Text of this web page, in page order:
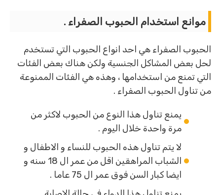
موانع استخدام الحبوب الصفراء .
الحبوب الصفراء هي احد انواع الحبوب التي تستخدم
لحل بعض المشاكل الجنسية ولكن هناك بعض الفئات
التي تمنع من استخدامها ، وهذه هي الفئات الممنوعة
من تناول الحبوب الصفراء .
يمنع تناول هذا النوع من الحبوب لاكثر من
مرة واحدة خلال اليوم .
لا يتم تناول هذه الحبوب للنساء و الاطفال و
الشباب المراهقين اقل من عمر ال 18 سنه و
ايضا كبار السن فوق عمر ال 75 عاما .